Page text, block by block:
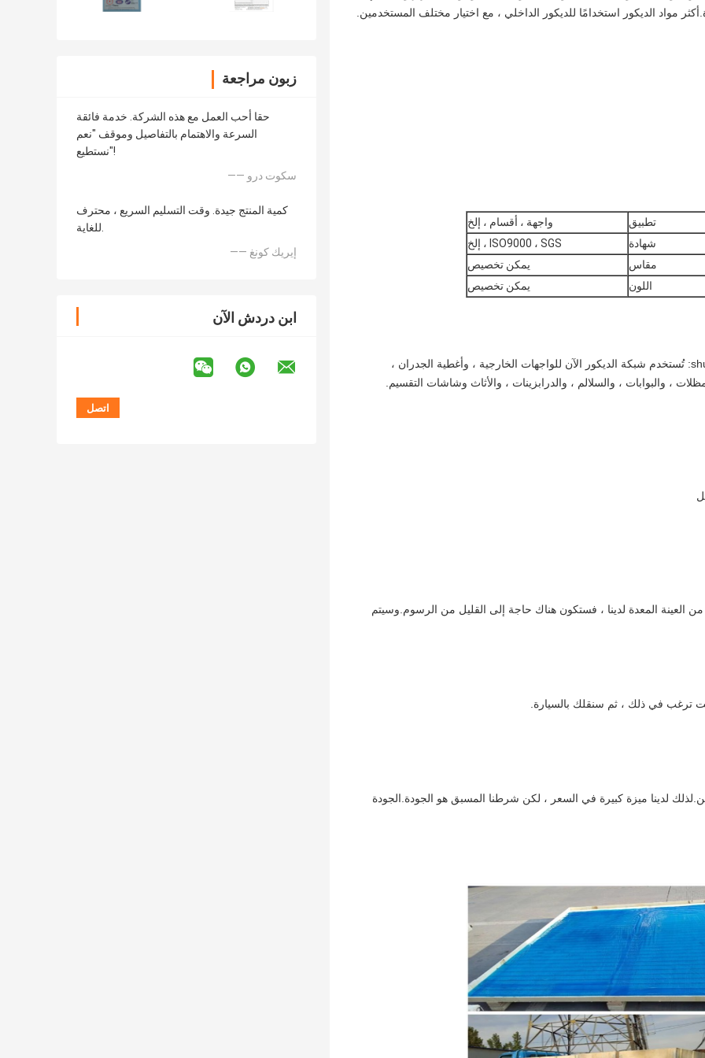
زبون مراجعة
حقا أحب العمل مع هذه الشركة. خدمة فائقة
السرعة والاهتمام بالتفاصيل وموقف "نعم
نستطيع"!
—— سكوت درو
كمية المنتج جيدة. وقت التسليم السريع ، محترف
للغاية.
—— إيريك كونغ
ابن دردش الآن
مواد الديكور استخدامًا للديكور الداخلي ، مع اختيار مختلف المستخدمين.
تطبيق
واجهة ، أقسام ، إلخ
شهادة
ISO9000 ، SGS ، إلخ
مقاس
يمكن تخصيص
اللون
يمكن تخصيص
تطبيق شبكة زخرفية من الفولاذ المقاوم للصدأ ماركة shuolong: تُستخدم شبكة الديكور الآن للواجهات الخارجية ، وأغطية الجدران ،
، والبوابات ، والسلالم ، والدرابزينات ، والأثاث وشاشات التقسيم.
العينة المعدة لدينا ، فستكون هناك حاجة إلى القليل من الرسوم.وسيتم
ترغب في ذلك ، ثم سنقلك بالسيارة.
لدينا ميزة كبيرة في السعر ، لكن شرطنا المسبق هو الجودة.الجودة